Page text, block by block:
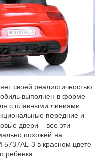
своей реалистичностью
выполнен в форме
с плавными линиями
передние и
двери – все эти
похожей на
3 в красном цвете
ребенка.